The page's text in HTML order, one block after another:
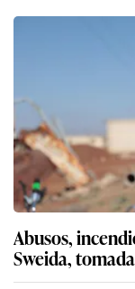
Abusos,
Sweida,